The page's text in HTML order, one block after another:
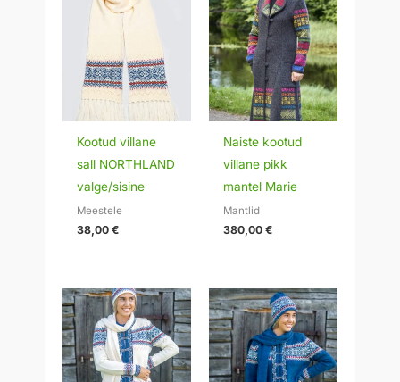
Kootud villane
sall NORTHLAND
valge/sisine
Meestele
38,00€
Naiste kootud
villane pikk
mantel Marie
Mantlid
380,00€